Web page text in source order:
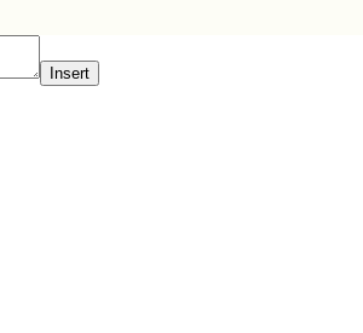
Insert